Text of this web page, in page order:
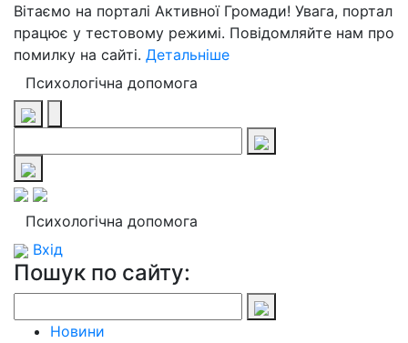
Вітаємо на порталі Активної Громади! Увага, портал
працює у тестовому режимі. Повідомляйте нам про
помилку на сайті. Детальніше
Психологічна допомога
Психологічна допомога
Вхід
Пошук по сайту:
Новини